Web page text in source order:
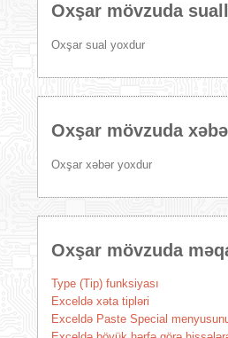
Oxşar mövzuda
Oxşar sual yoxdur
Oxşar mövzuda
Oxşar xəbər yoxdur
Oxşar mövzuda
Type (Tip) funksiyası
Exceldə xəta tipləri
Exceldə Paste Special